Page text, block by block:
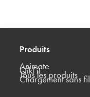
Produits
Animate
QikFit
Tous les produits
Chargement sans fil